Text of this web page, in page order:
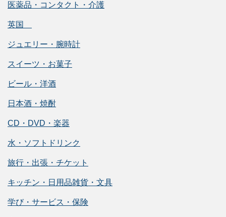
医薬品・コンタクト・介護
英国
ジュエリー・腕時計
スイーツ・お菓子
ビール・洋酒
日本酒・焼酎
CD・DVD・楽器
水・ソフトドリンク
旅行・出張・チケット
キッチン・日用品雑貨・文具
学び・サービス・保険